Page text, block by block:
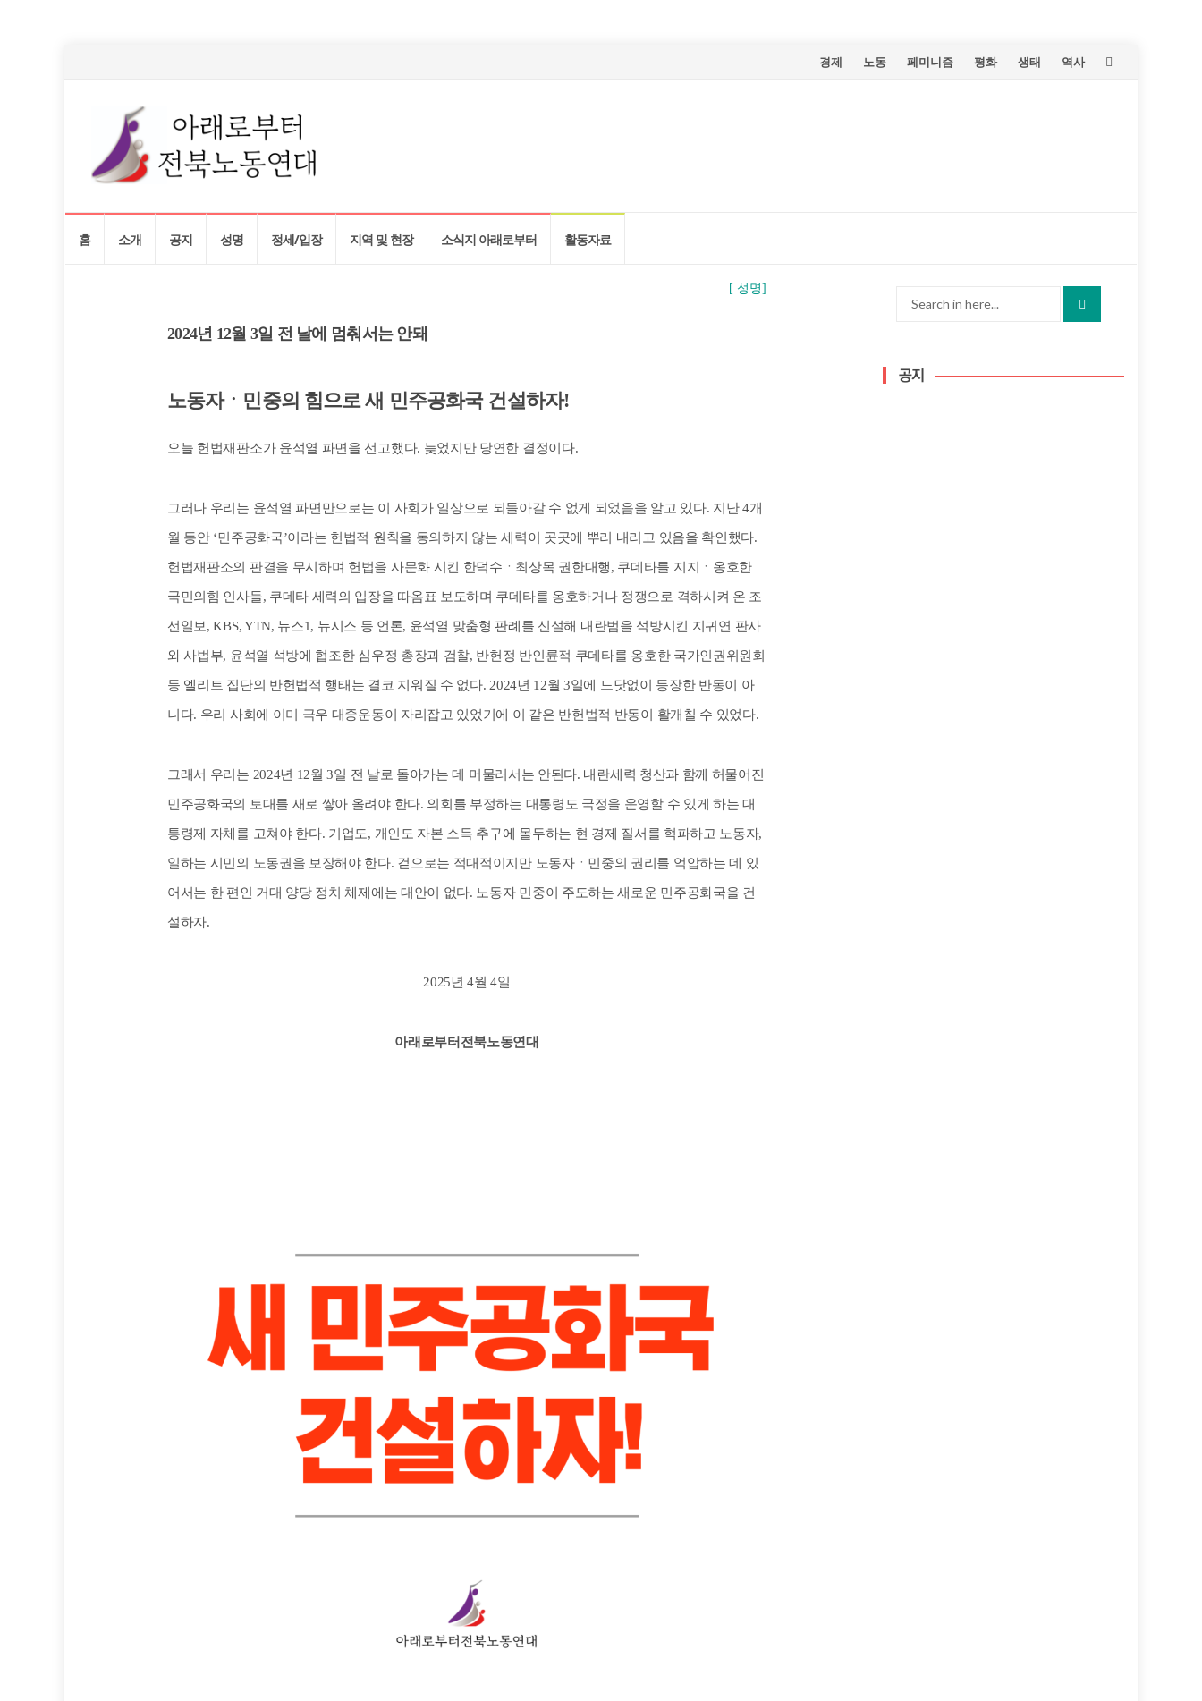
Skip
경제 노동 페미니즘 평화 생태 역사
홈 소개 공지 성명 정세/입장 지역 및 현장 소식지 아래로부터 활동자료
[ 성명]
2024년 12월 3일 전 날에 멈춰서는 안돼
노동자ㆍ민중의 힘으로 새 민주공화국 건설하자!
오늘 헌법재판소가 윤석열 파면을 선고했다. 늦었지만 당연한 결정이다.
그러나 우리는 윤석열 파면만으로는 이 사회가 일상으로 되돌아갈 수 없게 되었음을 알고 있다. 지난 4개
월 동안 ‘민주공화국’이라는 헌법적 원칙을 동의하지 않는 세력이 곳곳에 뿌리 내리고 있음을 확인했다.
헌법재판소의 판결을 무시하며 헌법을 사문화 시킨 한덕수ㆍ최상목 권한대행, 쿠데타를 지지ㆍ옹호한
국민의힘 인사들, 쿠데타 세력의 입장을 따옴표 보도하며 쿠데타를 옹호하거나 정쟁으로 격하시켜 온 조
선일보, KBS, YTN, 뉴스1, 뉴시스 등 언론, 윤석열 맞춤형 판례를 신설해 내란범을 석방시킨 지귀연 판사
와 사법부, 윤석열 석방에 협조한 심우정 총장과 검찰, 반헌정 반인륜적 쿠데타를 옹호한 국가인권위원회
등 엘리트 집단의 반헌법적 행태는 결코 지워질 수 없다. 2024년 12월 3일에 느닷없이 등장한 반동이 아
니다. 우리 사회에 이미 극우 대중운동이 자리잡고 있었기에 이 같은 반헌법적 반동이 활개칠 수 있었다.
그래서 우리는 2024년 12월 3일 전 날로 돌아가는 데 머물러서는 안된다. 내란세력 청산과 함께 허물어진
민주공화국의 토대를 새로 쌓아 올려야 한다. 의회를 부정하는 대통령도 국정을 운영할 수 있게 하는 대
통령제 자체를 고쳐야 한다. 기업도, 개인도 자본 소득 추구에 몰두하는 현 경제 질서를 혁파하고 노동자,
일하는 시민의 노동권을 보장해야 한다. 겉으로는 적대적이지만 노동자ㆍ민중의 권리를 억압하는 데 있
어서는 한 편인 거대 양당 정치 체제에는 대안이 없다. 노동자 민중이 주도하는 새로운 민주공화국을 건
설하자.
2025년 4월 4일
아래로부터전북노동연대
공지